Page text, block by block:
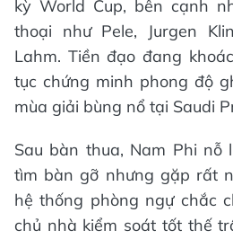
kỳ World Cup, bên cạnh
thoại như Pele, Jurgen
Lahm. Tiền đạo đang
tục chứng minh phong độ
mùa giải bùng nổ tại Saudi
Sau bàn thua, Nam Phi nỗ
tìm bàn gỡ nhưng gặp rất
hệ thống phòng ngự chắc
chủ nhà kiểm soát tốt thế